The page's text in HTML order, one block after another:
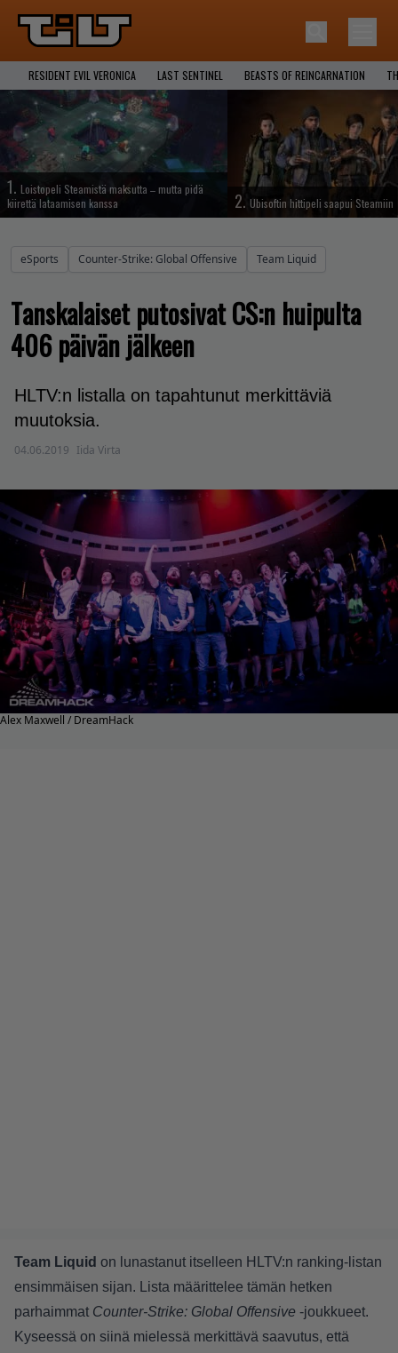
RESIDENT EVIL VERONICA LAST SENTINEL BEASTS OF REINCARNATION
1. Loistopeli Steamistä maksutta – mutta pidä
kiirettä lataamisen kanssa
2. Ubisoftin hittipeli saapui Steamiin
eSports Counter-Strike: Global Offensive Team Liquid
Tanskalaiset putosivat CS:n huipulta
406 päivän jälkeen
HLTV:n listalla on tapahtunut merkittäviä
muutoksia.
04.06.2019 Iida Virta
Alex Maxwell / DreamHack
Team Liquid on lunastanut itselleen HLTV:n ranking-listan
ensimmäisen sijan. Lista määrittelee tämän hetken
parhaimmat Counter-Strike: Global Offensive -joukkueet.
Kyseessä on siinä mielessä merkittävä saavutus, että